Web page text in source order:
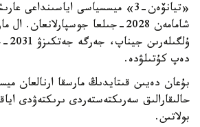
«تيانۆەن-3» ميسسياسى اياسىنداعى
شامامەن 2028-جىلعا
دەپ كۇتىلۋدە.
بۇعان دەيىن قىتايدىڭ مارسقا ارنالعان
حالىقارالىق سەرىكتەستەردى ىرىكتەۋدى
بولاتىن.